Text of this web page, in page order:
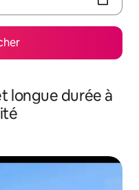
longue durée à
appréciés